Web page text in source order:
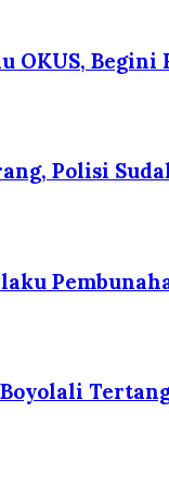
OKUS,
Polisi